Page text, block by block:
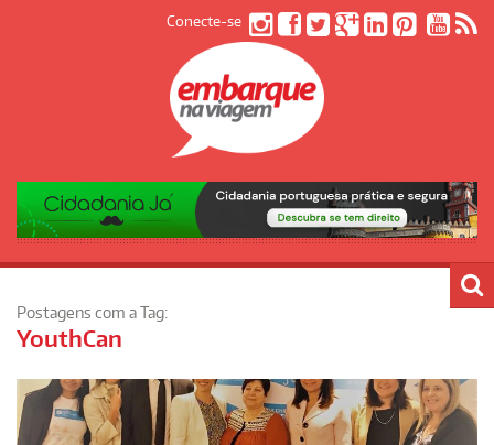
Conecte-se
Postagens com a Tag:
YouthCan